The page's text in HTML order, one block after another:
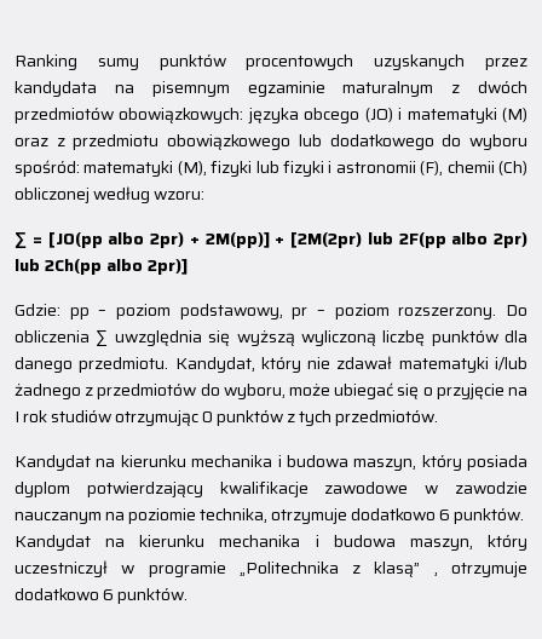
Ranking sumy punktów procentowych uzyskanych przez
kandydata na pisemnym egzaminie maturalnym z dwóch
przedmiotów obowiązkowych: języka obcego (JO) i matematyki (M)
oraz z przedmiotu obowiązkowego lub dodatkowego do wyboru
spośród: matematyki (M), fizyki lub fizyki i astronomii (F), chemii (Ch)
obliczonej według wzoru:
∑ = [JO(pp albo 2pr) + 2M(pp)] + [2M(2pr) lub 2F(pp albo 2pr)
lub 2Ch(pp albo 2pr)]
Gdzie: pp – poziom podstawowy, pr – poziom rozszerzony. Do
obliczenia ∑ uwzględnia się wyższą wyliczoną liczbę punktów dla
danego przedmiotu. Kandydat, który nie zdawał matematyki i/lub
żadnego z przedmiotów do wyboru, może ubiegać się o przyjęcie na
I rok studiów otrzymując 0 punktów z tych przedmiotów.
Kandydat na kierunku mechanika i budowa maszyn, który posiada
dyplom potwierdzający kwalifikacje zawodowe w zawodzie
nauczanym na poziomie technika, otrzymuje dodatkowo 6 punktów.
Kandydat na kierunku mechanika i budowa maszyn, który
uczestniczył w programie „Politechnika z klasą” , otrzymuje
dodatkowo 6 punktów.